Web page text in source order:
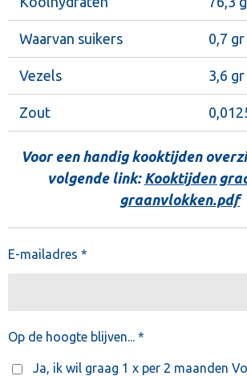
Waarvan suikers 0,7 gr
Vezels 3,6 gr
Zout
Voor een handig kooktijden
volgende link: Kooktijden
graanvlokken.pdf
E-mailadres *
Op de hoogte blijven... *
Ja, ik wil graag 1 x per 2 maanden